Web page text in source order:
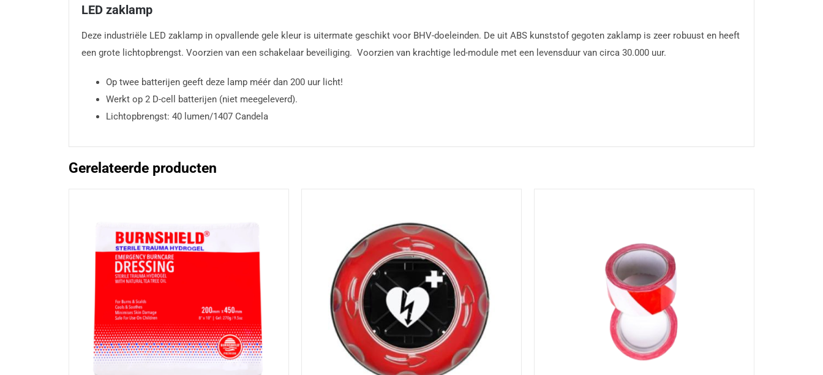
LED zaklamp
Deze industriële LED zaklamp in opvallende gele kleur is uitermate geschikt voor BHV-doeleinden. De uit ABS kunststof gegoten zaklamp is zeer robuust en heeft
een grote lichtopbrengst. Voorzien van een schakelaar beveiliging. Voorzien van krachtige led-module met een levensduur van circa 30.000 uur.
Op twee batterijen geeft deze lamp méér dan 200 uur licht!
Werkt op 2 D-cell batterijen (niet meegeleverd).
Lichtopbrengst: 40 lumen/1407 Candela
Gerelateerde producten